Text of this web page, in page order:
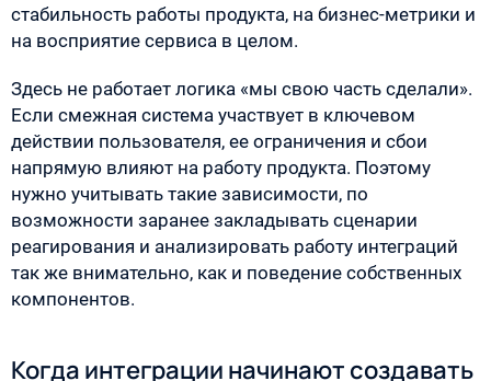
стабильность работы продукта, на бизнес-метрики и
на восприятие сервиса в целом.
Здесь не работает логика «мы свою часть сделали».
Если смежная система участвует в ключевом
действии пользователя, ее ограничения и сбои
напрямую влияют на работу продукта. Поэтому
нужно учитывать такие зависимости, по
возможности заранее закладывать сценарии
реагирования и анализировать работу интеграций
так же внимательно, как и поведение собственных
компонентов.
Когда интеграции начинают создавать